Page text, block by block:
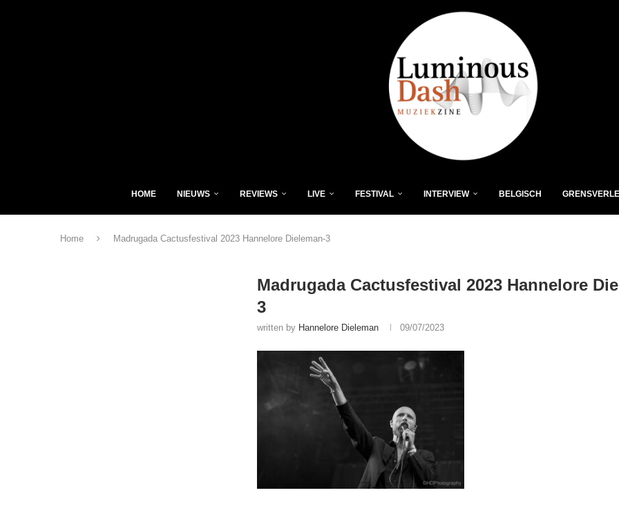
HOME NIEUWS REVIEWS LIVE FESTIVAL INTERVIEW BELGISCH
Home Madrugada Cactusfestival 2023 Hannelore Dieleman-3
Madrugada Cactusfestival 2023 Hannelore
3
written by Hannelore Dieleman 09/07/2023